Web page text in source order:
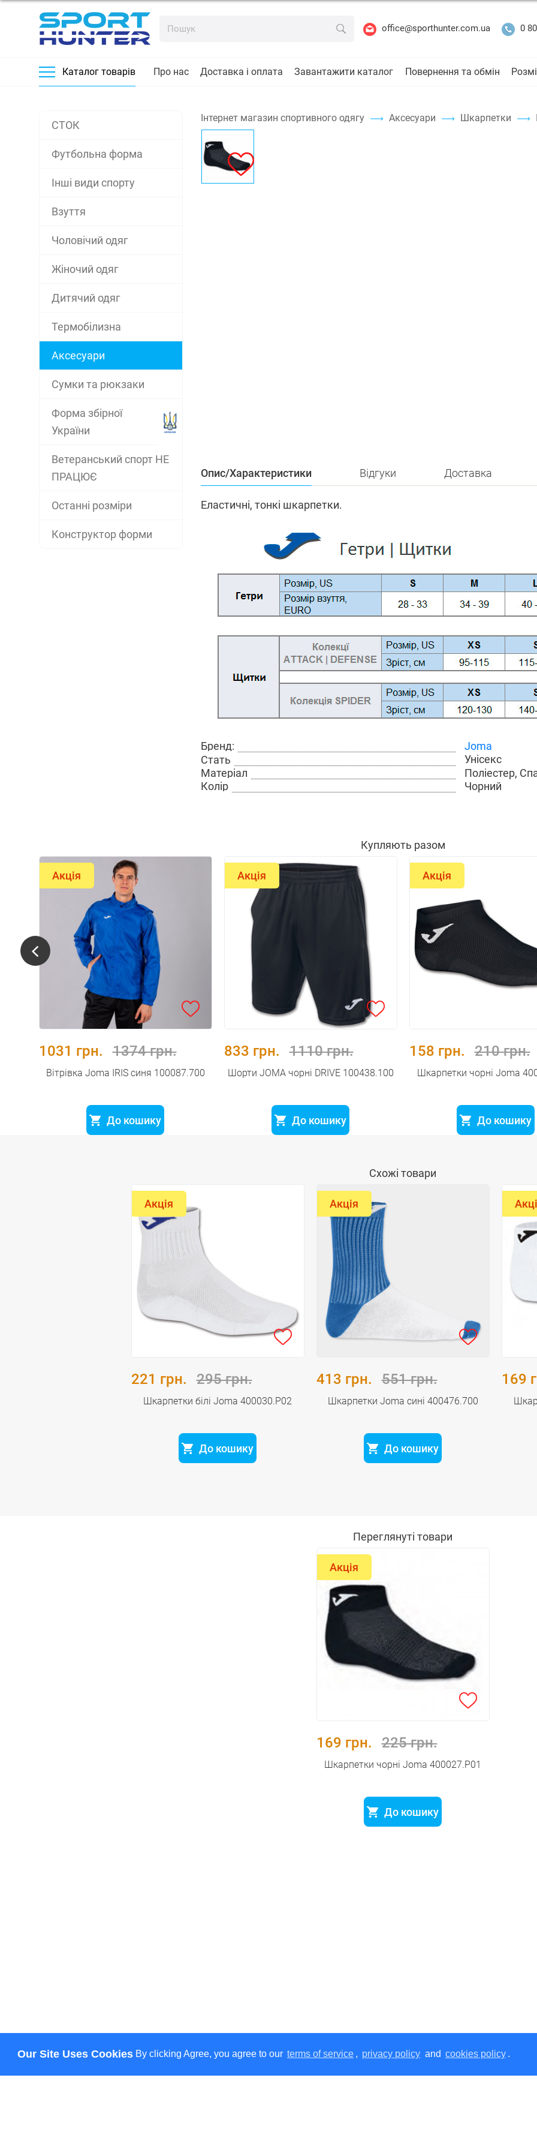
Our Site Uses Cookies By clicking Agree, you agree to our terms of service , privacy policy and cookies policy .
office@sporthunter.com.ua 0
Каталог товарів Про нас Доставка і оплата Завантажити каталог Повернення та обмін
-5% гарантована знижка для зареєстрованих користувачів.
СТОК
Футбольна форма
Інші види спорту
Взуття
Чоловічий одяг
Жіночий одяг
Дитячий одяг
Термобілизна
Аксесуари
Сумки та рюкзаки
Форма збірної
України
Ветеранський спорт НЕ
ПРАЦЮЄ
Останні розміри
Конструктор форми
Інтернет магазин спортивного одягу Аксесуари Шкарпетки
Опис/Характеристики Відгуки Доставка
Еластичні, тонкі шкарпетки.
Бренд:
Joma
Стать
Унісекс
Матеріал
Поліестер,
Колір
Чорний
Купляють разом
Акція
1031 грн. 1374 грн.
Вітрівка Joma IRIS синя 100087.700
До кошику
Акція
833 грн. 1110 грн.
Шорти JOMA чорнi DRIVE 100438.100
До кошику
Акція
158 грн. 210 грн.
Шкарпетки чорні Joma
До кошику
Схожі товари
Акція
221 грн. 295 грн.
Шкарпетки бiлi Joma 400030.P02
До кошику
Акція
413 грн. 551 грн.
Шкарпетки Joma сині 400476.700
До кошику
169
Переглянуті товари
Акція
169 грн. 225 грн.
Шкарпетки чорні Joma 400027.P01
До кошику